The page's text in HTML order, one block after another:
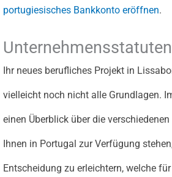
portugiesisches Bankkonto eröffnen.
Ihr neues berufliches Projekt in
vielleicht noch nicht alle Grundlagen.
einen Überblick über die
Ihnen in Portugal zur Verfügung
Entscheidung zu erleichtern, welche